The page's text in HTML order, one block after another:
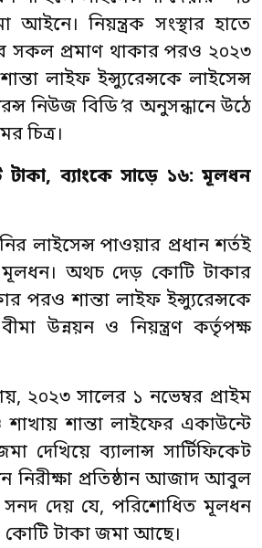
আইনে। নিয়ন্ত্রক সংস্থার হাতে
সকল প্রমাণ থাকার পরও ২০২৩
লাইফ ইন্স্যুরেন্সকে লাইসেন্স
নিউজ বিডি’র অনুসন্ধানে উঠে
চিত্র।
টাকা, ব্যাংকে সাড়ে ১৬:মূলধন
লাইসেন্স পাওয়ার প্রধান শর্তই
অথচ দেড় কোটি টাকার
পরও শান্তা লাইফ ইন্স্যুরেন্সকে
উন্নয়ন ও নিয়ন্ত্রণ কর্তৃপক্ষ
২০২৩ সালের ১ নভেম্বর প্রাইম
শান্তা লাইফের একাউন্টে
দেখিয়ে ব্যালান্স সার্টিফিকেট
নিরীক্ষা প্রতিষ্ঠান আজাদ আবুল
দেয় যে, পরিশোধিত মূলধন
কোটি টাকা জমা আছে।